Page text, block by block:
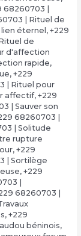
68260703 |
| Rituel de
éternel , +229
de
d'affection
rapide,
, +229
| Rituel pour
affectif, +229
| Sauver son
68260703 |
| Solitude
rupture
, +229
| Sortilège
, +229
|
68260703 |
, +229
béninois,